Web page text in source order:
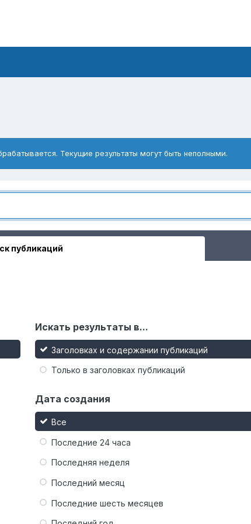
Текущие результаты могут быть неполными.
публикаций
Искать результаты в...
Заголовках и содержании публикаций
Только в заголовках публикаций
Дата создания
Все
Последние 24 часа
Последняя неделя
Последний месяц
Последние шесть месяцев